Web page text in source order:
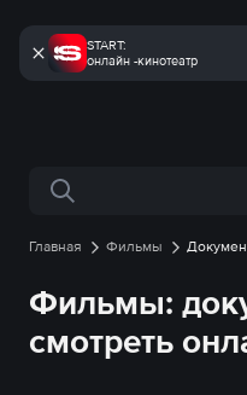
START:
онлайн -кинотеатр
Поиск по сайту
Главная Фильмы
Фильмы:
смотреть